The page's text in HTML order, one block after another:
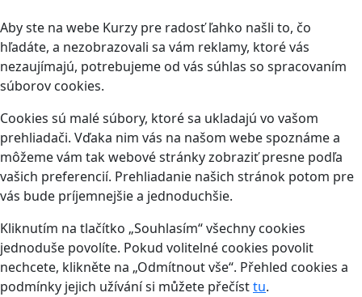
Aby ste na webe Kurzy pre radosť ľahko našli to, čo
hľadáte, a nezobrazovali sa vám reklamy, ktoré vás
nezaujímajú, potrebujeme od vás súhlas so spracovaním
súborov cookies.
Cookies sú malé súbory, ktoré sa ukladajú vo vašom
prehliadači. Vďaka nim vás na našom webe spoznáme a
môžeme vám tak webové stránky zobraziť presne podľa
vašich preferencií. Prehliadanie našich stránok potom pre
vás bude príjemnejšie a jednoduchšie.
Kliknutím na tlačítko „Souhlasím“ všechny cookies
jednoduše povolíte. Pokud volitelné cookies povolit
nechcete, klikněte na „Odmítnout vše“. Přehled cookies a
podmínky jejich užívání si můžete přečísttu.